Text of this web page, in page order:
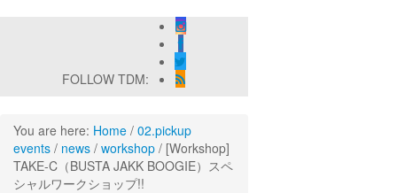
FOLLOW TDM:
You are here: Home / 02.pickup
events / news / workshop / [Workshop]
TAKE-C（BUSTA JAKK BOOGIE）スペ
シャルワークショップ!!